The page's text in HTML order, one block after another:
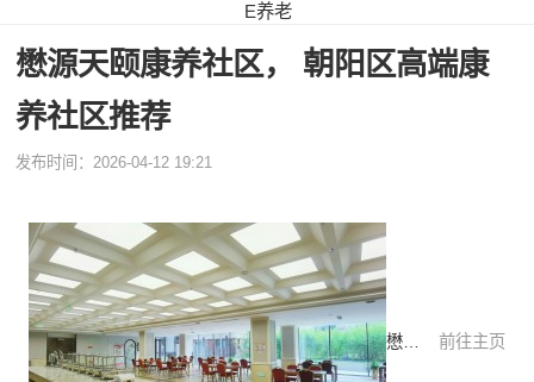
E养老
懋源天颐康养社区， 朝阳区高端康
养社区推荐
发布时间：2026-04-12 19:21
前往主页